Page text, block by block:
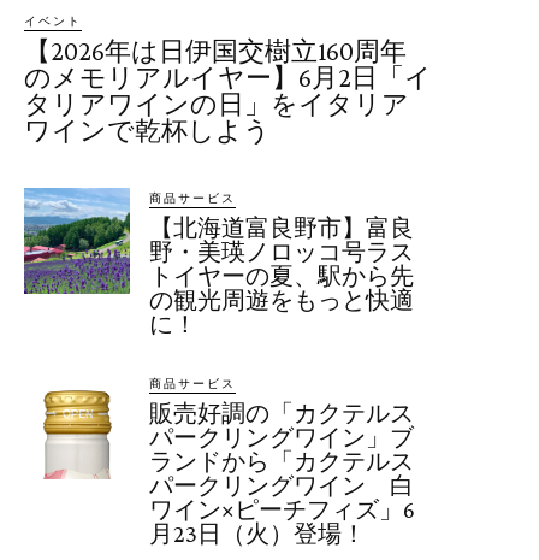
イベント
【2026年は日伊国交樹立160周年
のメモリアルイヤー】6月2日「イ
タリアワインの日」をイタリア
ワインで乾杯しよう
商品サービス
【北海道富良野市】富良
野・美瑛ノロッコ号ラス
トイヤーの夏、駅から先
の観光周遊をもっと快適
に！
商品サービス
販売好調の「カクテルス
パークリングワイン」ブ
ランドから「カクテルス
パークリングワイン 白
ワイン×ピーチフィズ」6
月23日（火）登場！